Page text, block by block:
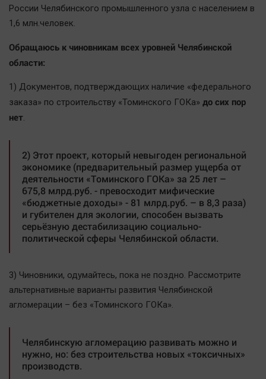
России Челябинского промышленного узла с населением в
1,6 млн.человек.
Обращаюсь к чиновникам всех уровней Челябинской
области:
1) Документов, подтверждающих наличие «федерального
заказа» по строительству «Томинского ГОКа» до сих пор
нет.
2) Этот проект, который невыгоден региональной
экономике (предварительный размер ущерба от
деятельности «Томинского ГОКа» за 25 лет –
675,8 млрд.руб. - превосходит мифические
«бюджетные доходы» - 81 млрд.руб. – в 8,3 раза)
и губителен для экологии, способен вызвать
серьёзную дестабилизацию социально-
политической сферы Челябинской области.
3) Чиновники, одумайтесь, пока не поздно. Рассмотрите
альтернативные варианты развития Челябинской
агломерации – без «Томинского ГОКа».
Челябинскую агломерацию развивать можно и
нужно, но: без строительства новых «токсичных»
производств.